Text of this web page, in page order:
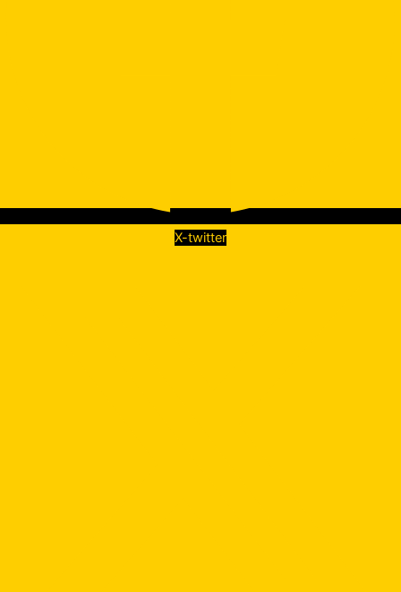
X-twitter